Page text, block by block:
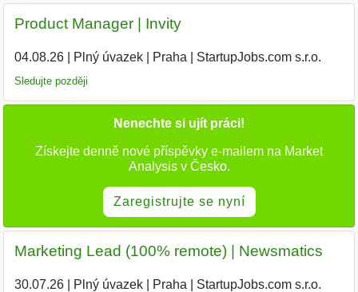
Product Manager | Invity
04.08.26| Plný úvazek| Praha StartupJobs.com s.r.o.
Sledujte později
Nenechte si ujít práci!
Získejte denně nové příspěvky e-mailem na Market
Analysis v Česko.
Zaregistrujte se nyní
Marketing Lead (100% remote) | Newsmatics
30.07.26| Plný úvazek| Praha StartupJobs.com s.r.o.